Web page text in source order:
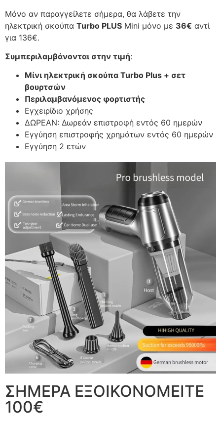
Μόνο αν παραγγείλετε σήμερα, θα λάβετε την
ηλεκτρική σκούπα Turbo PLUS Mini μόνο με 36€ αντί
για 136€.
Συμπεριλαμβάνονται στην τιμή:
Μίνι ηλεκτρική σκούπα Turbo Plus + σετ
βουρτσών
Περιλαμβανόμενος φορτιστής
Εγχειρίδιο χρήσης
ΔΩΡΕΑΝ: Δωρεάν επιστροφή εντός 60 ημερών
Εγγύηση επιστροφής χρημάτων εντός 60 ημερών
Εγγύηση 2 ετών
ΣΗΜΕΡΑ ΕΞΟΙΚΟΝΟΜΕΙΤΕ
100€